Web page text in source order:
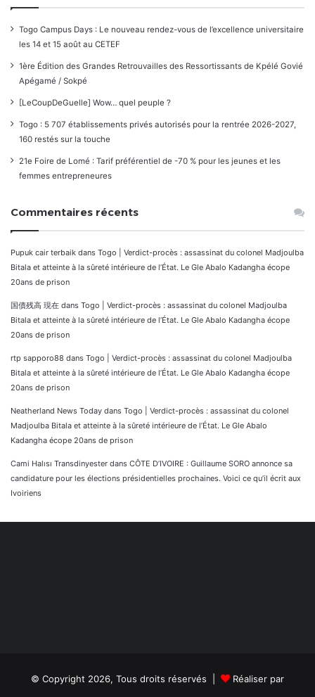
Togo Campus Days : Le nouveau rendez-vous de l’excellence universitaire
les 14 et 15 août au CETEF
1ère Édition des Grandes Retrouvailles des Ressortissants de Kpélé Govié
Apégamé / Sokpé
[LeCoupDeGuelle] Wow… quel peuple ?
Togo : 5 707 établissements privés autorisés pour la rentrée 2026-2027,
160 restés sur la touche
21e Foire de Lomé : Tarif préférentiel de -70 % pour les jeunes et les
femmes entrepreneures
Commentaires récents
Pupuk cair terbaik dans Togo | Verdict-procès : assassinat du colonel Madjoulba
Bitala et atteinte à la sûreté intérieure de l’État. Le Gle Abalo Kadangha écope
20ans de prison
国債残高 現在 dans Togo | Verdict-procès : assassinat du colonel Madjoulba
Bitala et atteinte à la sûreté intérieure de l’État. Le Gle Abalo Kadangha écope
20ans de prison
rtp sapporo88 dans Togo | Verdict-procès : assassinat du colonel Madjoulba
Bitala et atteinte à la sûreté intérieure de l’État. Le Gle Abalo Kadangha écope
20ans de prison
Neatherland News Today dans Togo | Verdict-procès : assassinat du colonel
Madjoulba Bitala et atteinte à la sûreté intérieure de l’État. Le Gle Abalo
Kadangha écope 20ans de prison
Cami Halısı Transdinyester dans CÔTE D’IVOIRE : Guillaume SORO annonce sa
candidature pour les élections présidentielles prochaines. Voici ce qu’il écrit aux
Ivoiriens
© Copyright 2026, Tous droits réservés |
Réaliser par